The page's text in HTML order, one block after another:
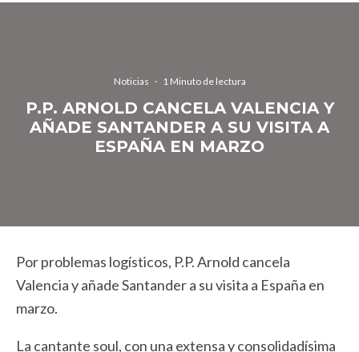
Noticias · 1 Minuto de lectura
P.P. ARNOLD CANCELA VALENCIA Y
AÑADE SANTANDER A SU VISITA A
ESPAÑA EN MARZO
Por problemas logísticos, P.P. Arnold cancela
Valencia y añade Santander a su visita a España en
marzo.
La cantante soul, con una extensa y consolidadísima